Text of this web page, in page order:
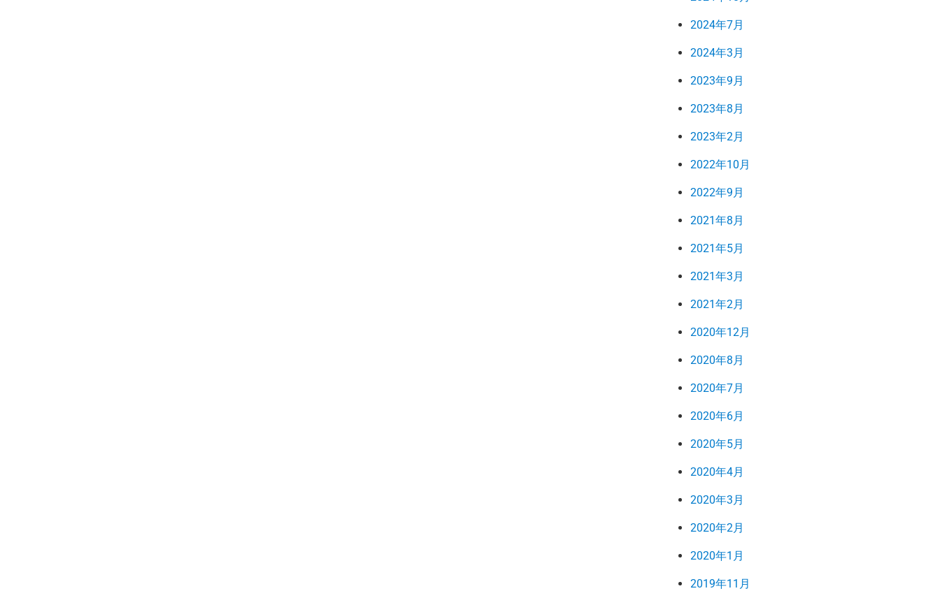
2024年7月
2024年3月
2023年9月
2023年8月
2023年2月
2022年10月
2022年9月
2021年8月
2021年5月
2021年3月
2021年2月
2020年12月
2020年8月
2020年7月
2020年6月
2020年5月
2020年4月
2020年3月
2020年2月
2020年1月
2019年11月